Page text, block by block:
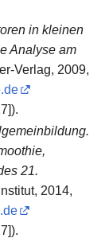
in kleinen
Analyse am
Verlag, 2009,
21.
2014,